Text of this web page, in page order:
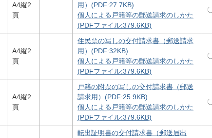
A4縦2
頁
用）(PDF:27.7KB)
個人による戸籍等の郵送請求のしかた
(PDFファイル:379.6KB)
A4縦2
頁
住民票の写しの交付請求書（郵送請求
用）(PDF:32KB)
個人による戸籍等の郵送請求のしかた
(PDFファイル:379.6KB)
A4縦2
頁
戸籍の附票の写しの交付請求書（郵送
請求用）(PDF:25.9KB)
個人による戸籍等の郵送請求のしかた
(PDFファイル:379.6KB)
転出証明書の交付請求書（郵送届出